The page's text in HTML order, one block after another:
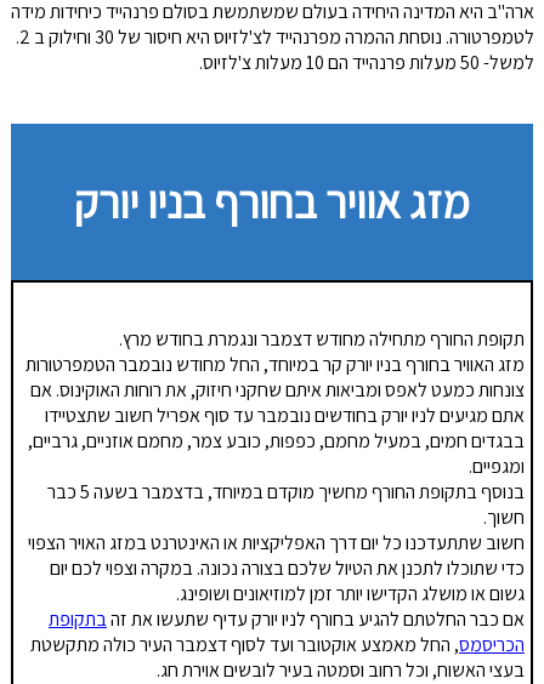
ארה"ב היא המדינה היחידה בעולם שמשתמשת בסולם פרנהייד כיחידות מידה
לטמפרטורה. נוסחת ההמרה מפרנהייד לצ'לזיוס היא חיסור של 30 וחילוק ב 2.
למשל- 50 מעלות פרנהייד הם 10 מעלות צ'לזיוס.
מזג אוויר בחורף בניו יורק
תקופת החורף מתחילה מחודש דצמבר ונגמרת בחודש מרץ.
מזג האוויר בחורף בניו יורק קר במיוחד, החל מחודש נובמבר הטמפרטורות
צונחות כמעט לאפס ומביאות איתם שחקני חיזוק, את רוחות האוקינוס. אם
אתם מגיעים לניו יורק בחודשים נובמבר עד סוף אפריל חשוב שתצטיידו
בבגדים חמים, במעיל מחמם, כפפות, כובע צמר, מחמם אוזניים, גרביים,
ומגפיים.
בנוסף בתקופת החורף מחשיך מוקדם במיוחד, בדצמבר בשעה 5 כבר
חשוך.
חשוב שתתעדכנו כל יום דרך האפליקציות או האינטרנט במזג האויר הצפוי
כדי שתוכלו לתכנן את הטיול שלכם בצורה נכונה. במקרה וצפוי לכם יום
גשום או מושלג הקדישו יותר זמן למוזיאונים ושופינג.
אם כבר החלטתם להגיע בחורף לניו יורק עדיף שתעשו את זהבתקופת
הכריסמס, החל מאמצע אוקטובר ועד לסוף דצמבר העיר כולה מתקשטת
בעצי האשוח, וכל רחוב וסמטה בעיר לובשים אוירת חג.